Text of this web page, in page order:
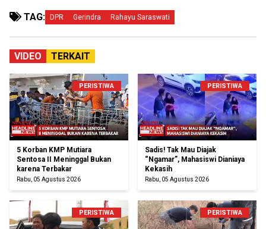
TAG: DPR Gerindra Rahayu Saraswati
VIDEO TERKAIT
PERISTIWA
5 Korban KMP Mutiara
Sentosa II Meninggal Bukan
karena Terbakar
Rabu, 05 Agustus 2026
PERISTIWA
Sadis! Tak Mau Diajak
“Ngamar”, Mahasiswi Dianiaya
Kekasih
Rabu, 05 Agustus 2026
PERISTIWA PERISTIWA